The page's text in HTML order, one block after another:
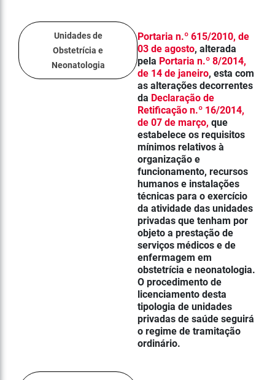
Unidades de
Obstetrícia e
Neonatologia
Portaria n.º 615/2010, de
03 de agosto, alterada
pela Portaria n.º 8/2014,
de 14 de janeiro, esta com
as alterações decorrentes
da Declaração de
Retificação n.º 16/2014,
de 07 de março, que
estabelece os requisitos
mínimos relativos à
organização e
funcionamento, recursos
humanos e instalações
técnicas para o exercício
da atividade das unidades
privadas que tenham por
objeto a prestação de
serviços médicos e de
enfermagem em
obstetrícia e neonatologia.
O procedimento de
licenciamento desta
tipologia de unidades
privadas de saúde seguirá
o regime de tramitação
ordinário.